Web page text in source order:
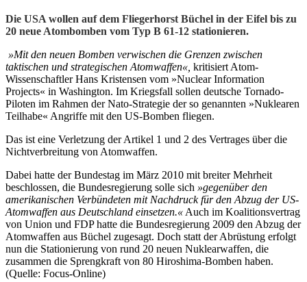
Die USA wollen auf dem Fliegerhorst Büchel in der Eifel bis zu
20 neue Atombomben vom Typ B 61-12 stationieren.
»Mit den neuen Bomben verwischen die Grenzen zwischen
taktischen und strategischen Atomwaffen«, kritisiert Atom-
Wissenschaftler Hans Kristensen vom »Nuclear Information
Projects« in Washington. Im Kriegsfall sollen deutsche Tornado-
Piloten im Rahmen der Nato-Strategie der so genannten »Nuklearen
Teilhabe« Angriffe mit den US-Bomben fliegen.
Das ist eine Verletzung der Artikel 1 und 2 des Vertrages über die
Nichtverbreitung von Atomwaffen.
Dabei hatte der Bundestag im März 2010 mit breiter Mehrheit
beschlossen, die Bundesregierung solle sich »gegenüber den
amerikanischen Verbündeten mit Nachdruck für den Abzug der US-
Atomwaffen aus Deutschland einsetzen.« Auch im Koalitionsvertrag
von Union und FDP hatte die Bundesregierung 2009 den Abzug der
Atomwaffen aus Büchel zugesagt. Doch statt der Abrüstung erfolgt
nun die Stationierung von rund 20 neuen Nuklearwaffen, die
zusammen die Sprengkraft von 80 Hiroshima-Bomben haben.
(Quelle: Focus-Online)